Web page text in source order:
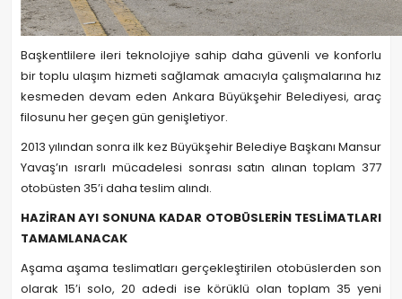
Başkentlilere ileri teknolojiye sahip daha güvenli ve konforlu
bir toplu ulaşım hizmeti sağlamak amacıyla çalışmalarına hız
kesmeden devam eden Ankara Büyükşehir Belediyesi, araç
filosunu her geçen gün genişletiyor.
2013 yılından sonra ilk kez Büyükşehir Belediye Başkanı Mansur
Yavaş’ın ısrarlı mücadelesi sonrası satın alınan toplam 377
otobüsten 35’i daha teslim alındı.
HAZİRAN AYI SONUNA KADAR OTOBÜSLERİN TESLİMATLARI
TAMAMLANACAK
Aşama aşama teslimatları gerçekleştirilen otobüslerden son
olarak 15’i solo, 20 adedi ise körüklü olan toplam 35 yeni